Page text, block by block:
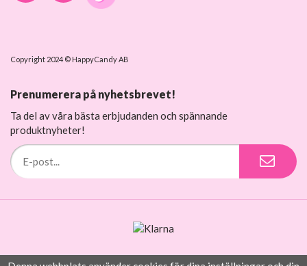
Copyright 2024 © HappyCandy AB
Prenumerera på nyhetsbrevet!
Ta del av våra bästa erbjudanden och spännande
produktnyheter!